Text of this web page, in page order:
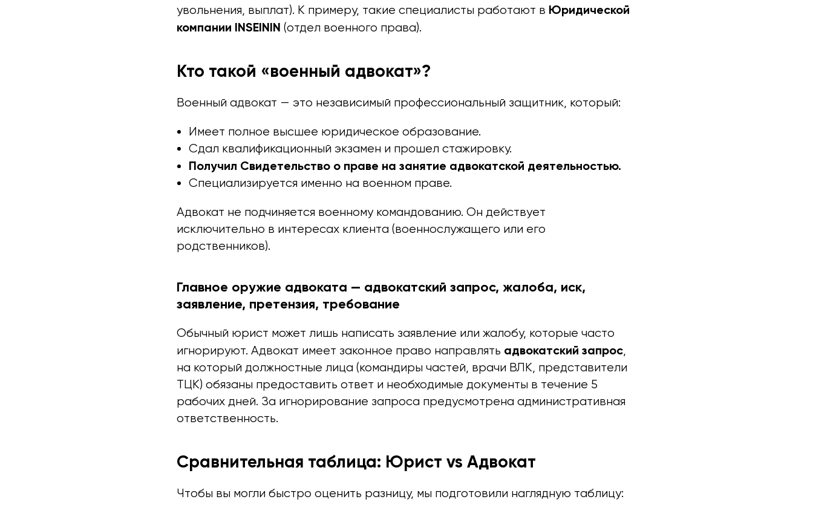
увольнения, выплат). К примеру, такие специалисты работают в Юридической
компании INSEININ (отдел военного права).
Кто такой «военный адвокат»?
Военный адвокат — это независимый профессиональный защитник, который:
Имеет полное высшее юридическое образование.
Сдал квалификационный экзамен и прошел стажировку.
Получил Свидетельство о праве на занятие адвокатской деятельностью.
Специализируется именно на военном праве.
Адвокат не подчиняется военному командованию. Он действует
исключительно в интересах клиента (военнослужащего или его
родственников).
Главное оружие адвоката — адвокатский запрос, жалоба, иск,
заявление, претензия, требование
Обычный юрист может лишь написать заявление или жалобу, которые часто
игнорируют. Адвокат имеет законное право направлять адвокатский запрос,
на который должностные лица (командиры частей, врачи ВЛК, представители
ТЦК) обязаны предоставить ответ и необходимые документы в течение 5
рабочих дней. За игнорирование запроса предусмотрена административная
ответственность.
Сравнительная таблица: Юрист vs Адвокат
Чтобы вы могли быстро оценить разницу, мы подготовили наглядную таблицу: